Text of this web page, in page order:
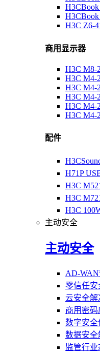
H3CBook
H3C Z6-
商用显示器
H3C M8-
H3C M4-
H3C M4-
H3C M4-
H3C M4-
H3C M4-
配件
H71P
H3C
H3C
H3C
主动安全
主动安全
AD-
零信任安
云安全解
商用密
数字安全
数据安全
监管行